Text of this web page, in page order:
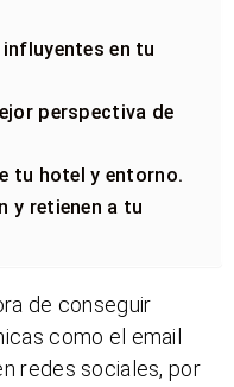
en tu
perspectiva de
tu hotel y entorno.
y retienen a tu
de conseguir
como el email
redes sociales, por